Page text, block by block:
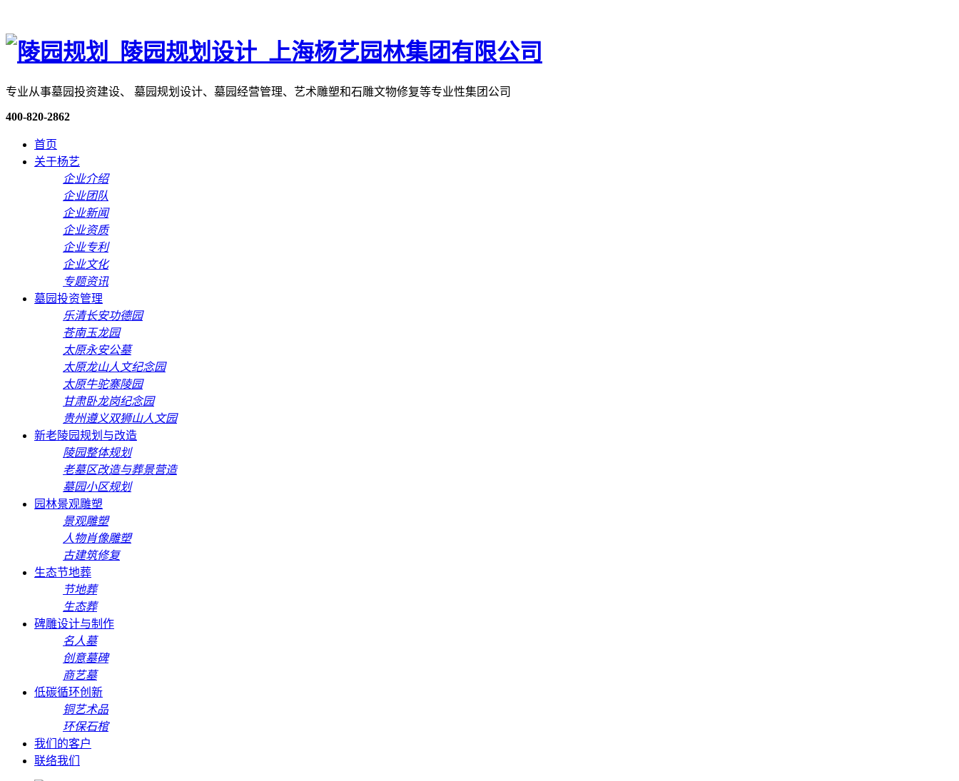
专业从事墓园投资建设、 墓园规划设计、墓园经营管理、艺术雕塑和石雕文物修复等专业性集团公司
400-820-2862
首页
关于杨艺
企业介绍
企业团队
企业新闻
企业资质
企业专利
企业文化
专题资讯
墓园投资管理
乐清长安功德园
苍南玉龙园
太原永安公墓
太原龙山人文纪念园
太原牛驼寨陵园
甘肃卧龙岗纪念园
贵州遵义双狮山人文园
新老陵园规划与改造
陵园整体规划
老墓区改造与葬景营造
墓园小区规划
园林景观雕塑
景观雕塑
人物肖像雕塑
古建筑修复
生态节地葬
节地葬
生态葬
碑雕设计与制作
名人墓
创意墓碑
商艺墓
低碳循环创新
铜艺术品
环保石棺
我们的客户
联络我们